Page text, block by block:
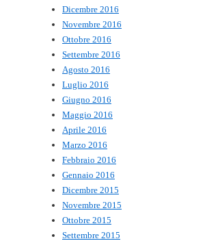
Dicembre 2016
Novembre 2016
Ottobre 2016
Settembre 2016
Agosto 2016
Luglio 2016
Giugno 2016
Maggio 2016
Aprile 2016
Marzo 2016
Febbraio 2016
Gennaio 2016
Dicembre 2015
Novembre 2015
Ottobre 2015
Settembre 2015